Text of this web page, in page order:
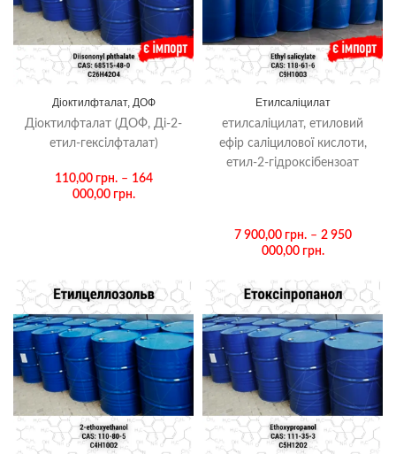
Діоктилфталат, ДОФ
Діоктилфталат (ДОФ, Ді-2-
етил-гексілфталат)
110,00 грн.– 164
000,00 грн.
Етилсаліцилат
етилсаліцилат, етиловий
ефір саліцилової кислоти,
етил-2-гідроксібензоат
7 900,00 грн.– 2 950
000,00 грн.